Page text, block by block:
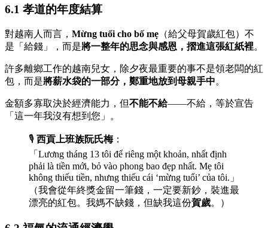
6.1 孝道的年度結算
對越南人而言， Mừng tuổi cho bố mẹ （給父母賀歲紅包）不
是「給錢」，而是將一整年的思念與感恩，摺進這張紅紙裡。
許多離鄉工作的越南兒女，除夕夜最重要的事不是領老闆的紅
包，而是將薪水袋的一部分，鄭重地放到母親手中。
金額多寡取決於經濟能力，但不能不給——不給，等於宣告
「這一年我沒有想到您」。
🎙️ 西貢上班族阮氏梅：
「Lương tháng 13 tôi để riêng một khoản, nhất định
phải là tiền mới, bỏ vào phong bao đẹp nhất. Mẹ tôi
không thiếu tiền, nhưng thiếu cái ‘mừng tuổi’ của tôi.」
（我會從年終獎金留一筆錢，一定要新鈔，裝進最
漂亮的紅包。我媽不缺錢，但缺我這份賀歲。）